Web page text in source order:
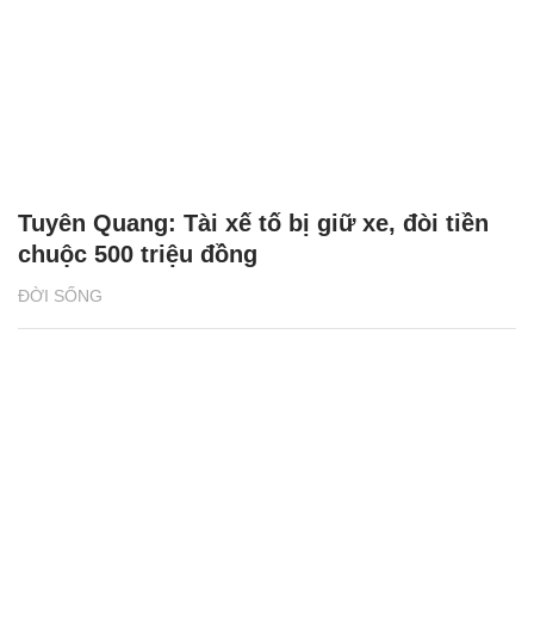
ĐỜI SỐNG
Tuyên Quang: Tài xế tố bị giữ xe, đòi tiền
chuộc 500 triệu đồng